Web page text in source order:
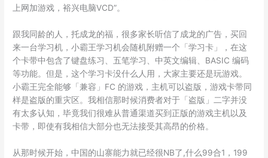
上网加游戏，裕兴电脑VCD”。
跟我同龄的人，托成龙的福，很多家长听信了成龙的广告，买回
来一台学习机，小霸王学习机会随机附赠一个「学习卡」，在这
个卡带中包含了键盘练习、五笔学习、中英文编辑、BASIC 编码
等功能。但是，这个学习卡没什么人用，大家主要还是玩游戏。
小霸王完全能够「兼容」FC 的游戏，主机可以盗版，游戏卡带同
样是盗版的重灾区。我相信那时候消费者对于「盗版」二字并没
有太多认知，毕竟我们很难从普通渠道买到正版的游戏主机以及
卡带，即使有我相信大部分也无法接受其高昂的价格。
从那时候开始，中国的山寨能力就已经很NB了,什么99合1，199